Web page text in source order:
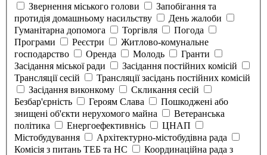
Звернення міського голови
Запобігання та
протидія домашньому насильству
День жалоби
Гуманітарна допомога
Торгівля
Погода
Програми
Реєстри
Житлово-комунальне
господарство
Оренда Молодь
Гранти
Засідання міської ради
Засідання постійних комісій
Трансляції сесій
Трансляції засідань постійних комісій
Засідання виконкому
Скликання сесій
Безбар'єрність
Героям Слава
Пошкоджені або
знищені об'єкти нерухомого майна
Ветеранська
політика
Енергоефективнісь
ЦНАП
Містобудування
Архітектурно-містобудівна рада
Комісія з питань ТЕБ та НС
Координаційна рада з